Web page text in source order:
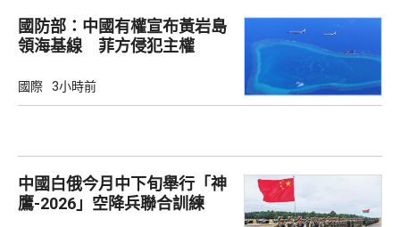
國防部：中國有權宣布黃岩島
領海基線 菲方侵犯主權
國際 3小時前
中國白俄今月中下旬舉行「神
鷹-2026」空降兵聯合訓練